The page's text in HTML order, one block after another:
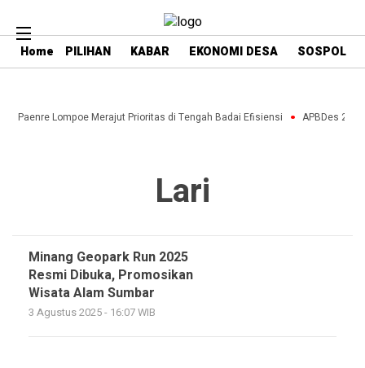
Home PILIHAN KABAR EKONOMI DESA SOSPOL
Paenre Lompoe Merajut Prioritas di Tengah Badai Efisiensi APBDes
Lari
Minang Geopark Run 2025
Resmi Dibuka, Promosikan
Wisata Alam Sumbar
3 Agustus 2025 - 16:07 WIB